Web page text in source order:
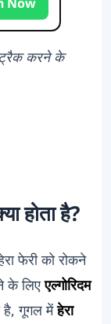
ट्रैक करने के
होता है?
फेरी को रोकने
के लिएएल्गोरिदम
है, गूगल मेंहेरा